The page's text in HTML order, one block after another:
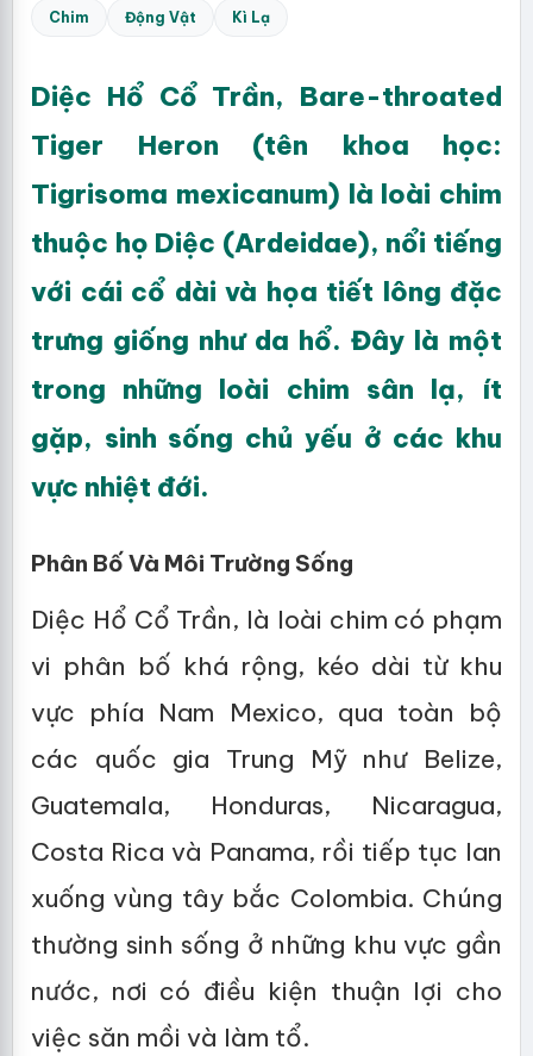
Chim Động Vật Kì Lạ
Diệc Hổ Cổ Trần, Bare-throated
Tiger Heron (tên khoa học:
Tigrisoma mexicanum) là loài chim
thuộc họ Diệc (Ardeidae), nổi tiếng
với cái cổ dài và họa tiết lông đặc
trưng giống như da hổ. Đây là một
trong những loài chim sân lạ, ít
gặp, sinh sống chủ yếu ở các khu
vực nhiệt đới.
Phân Bố Và Môi Trường Sống
Diệc Hổ Cổ Trần, là loài chim có phạm
vi phân bố khá rộng, kéo dài từ khu
vực phía Nam Mexico, qua toàn bộ
các quốc gia Trung Mỹ như Belize,
Guatemala, Honduras, Nicaragua,
Costa Rica và Panama, rồi tiếp tục lan
xuống vùng tây bắc Colombia. Chúng
thường sinh sống ở những khu vực gần
nước, nơi có điều kiện thuận lợi cho
việc săn mồi và làm tổ.